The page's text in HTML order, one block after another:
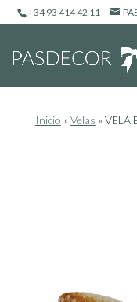
+34 93 414 42 11
Inicio » Velas » VELA